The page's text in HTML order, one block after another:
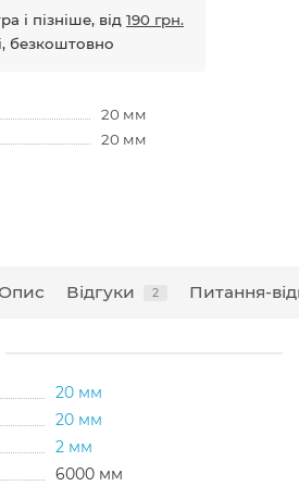
і пізніше, від 190 грн.
безкоштовно
20 мм
20 мм
Відгуки 2 Питання-
20 мм
20 мм
2 мм
6000 мм